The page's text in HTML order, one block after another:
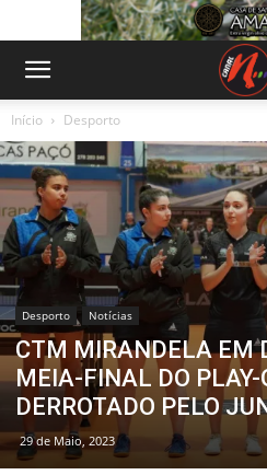
Início Desporto
Desporto Notícias
CTM MIRANDELA EM
MEIA-FINAL DO PLAY-
DERROTADO PELO
29 de Maio, 2023